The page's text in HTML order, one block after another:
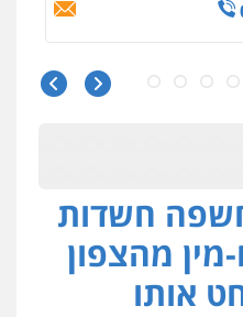
אזרחי נזיקין ביטוח
חשדות
מהצפון
אותו